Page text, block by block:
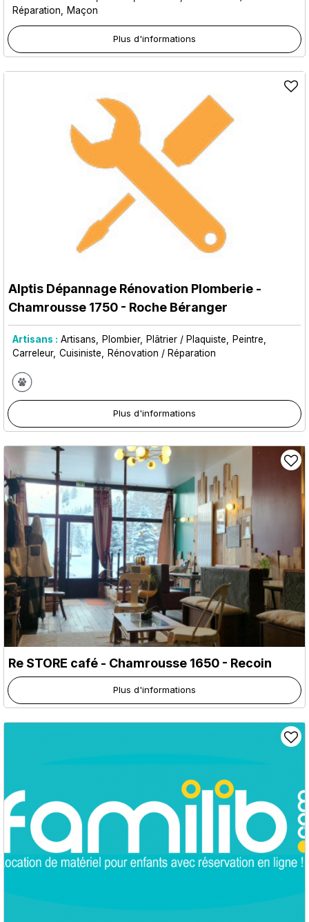
Réparation
Maçon
Plus d'informations
Alptis Dépannage Rénovation Plomberie -
Chamrousse 1750 - Roche Béranger
Artisans : Artisans Plombier Plâtrier / Plaquiste
Peintre
Carreleur Cuisiniste Rénovation / Réparation
Plus d'informations
Re STORE café - Chamrousse 1650 - Recoin
Plus d'informations